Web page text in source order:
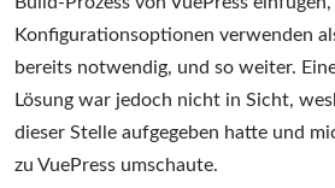
Konfigurationsoptionen verwenden
bereits notwendig, und so weiter.
Lösung war jedoch nicht in Sicht,
dieser Stelle aufgegeben hatte und
zu VuePress umschaute.